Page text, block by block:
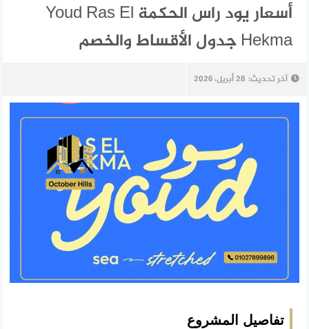
أسعار يود راس الحكمة Youd Ras El
Hekma جدول الأقساط والخصم
آخر تحديث: 28 أبريل، 2026
تفاصيل المشروع